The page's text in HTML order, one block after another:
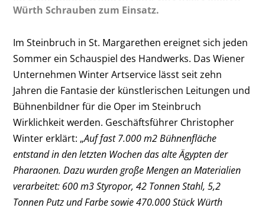
Würth Schrauben zum Einsatz.
Im Steinbruch in St. Margarethen ereignet sich jeden
Sommer ein Schauspiel des Handwerks. Das Wiener
Unternehmen Winter Artservice lässt seit zehn
Jahren die Fantasie der künstlerischen Leitungen und
Bühnenbildner für die Oper im Steinbruch
Wirklichkeit werden. Geschäftsführer Christopher
Winter erklärt: „Auf fast 7.000 m2 Bühnenfläche
entstand in den letzten Wochen das alte Ägypten der
Pharaonen. Dazu wurden große Mengen an Materialien
verarbeitet: 600 m3 Styropor, 42 Tonnen Stahl, 5,2
Tonnen Putz und Farbe sowie 470.000 Stück Würth